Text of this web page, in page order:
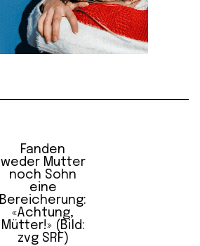
Fanden
weder Mutter
noch Sohn
eine
Bereicherung:
«Achtung,
Mütter!» (Bild:
zvg SRF)